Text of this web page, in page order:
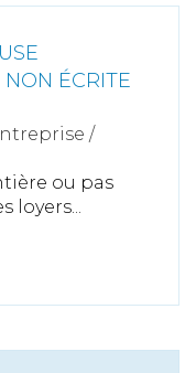
ÉCRITE
/
ou pas
loyers...